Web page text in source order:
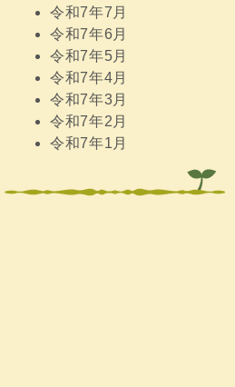
令和7年7月
令和7年6月
令和7年5月
令和7年4月
令和7年3月
令和7年2月
令和7年1月